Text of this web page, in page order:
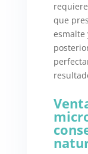
que
esmalte